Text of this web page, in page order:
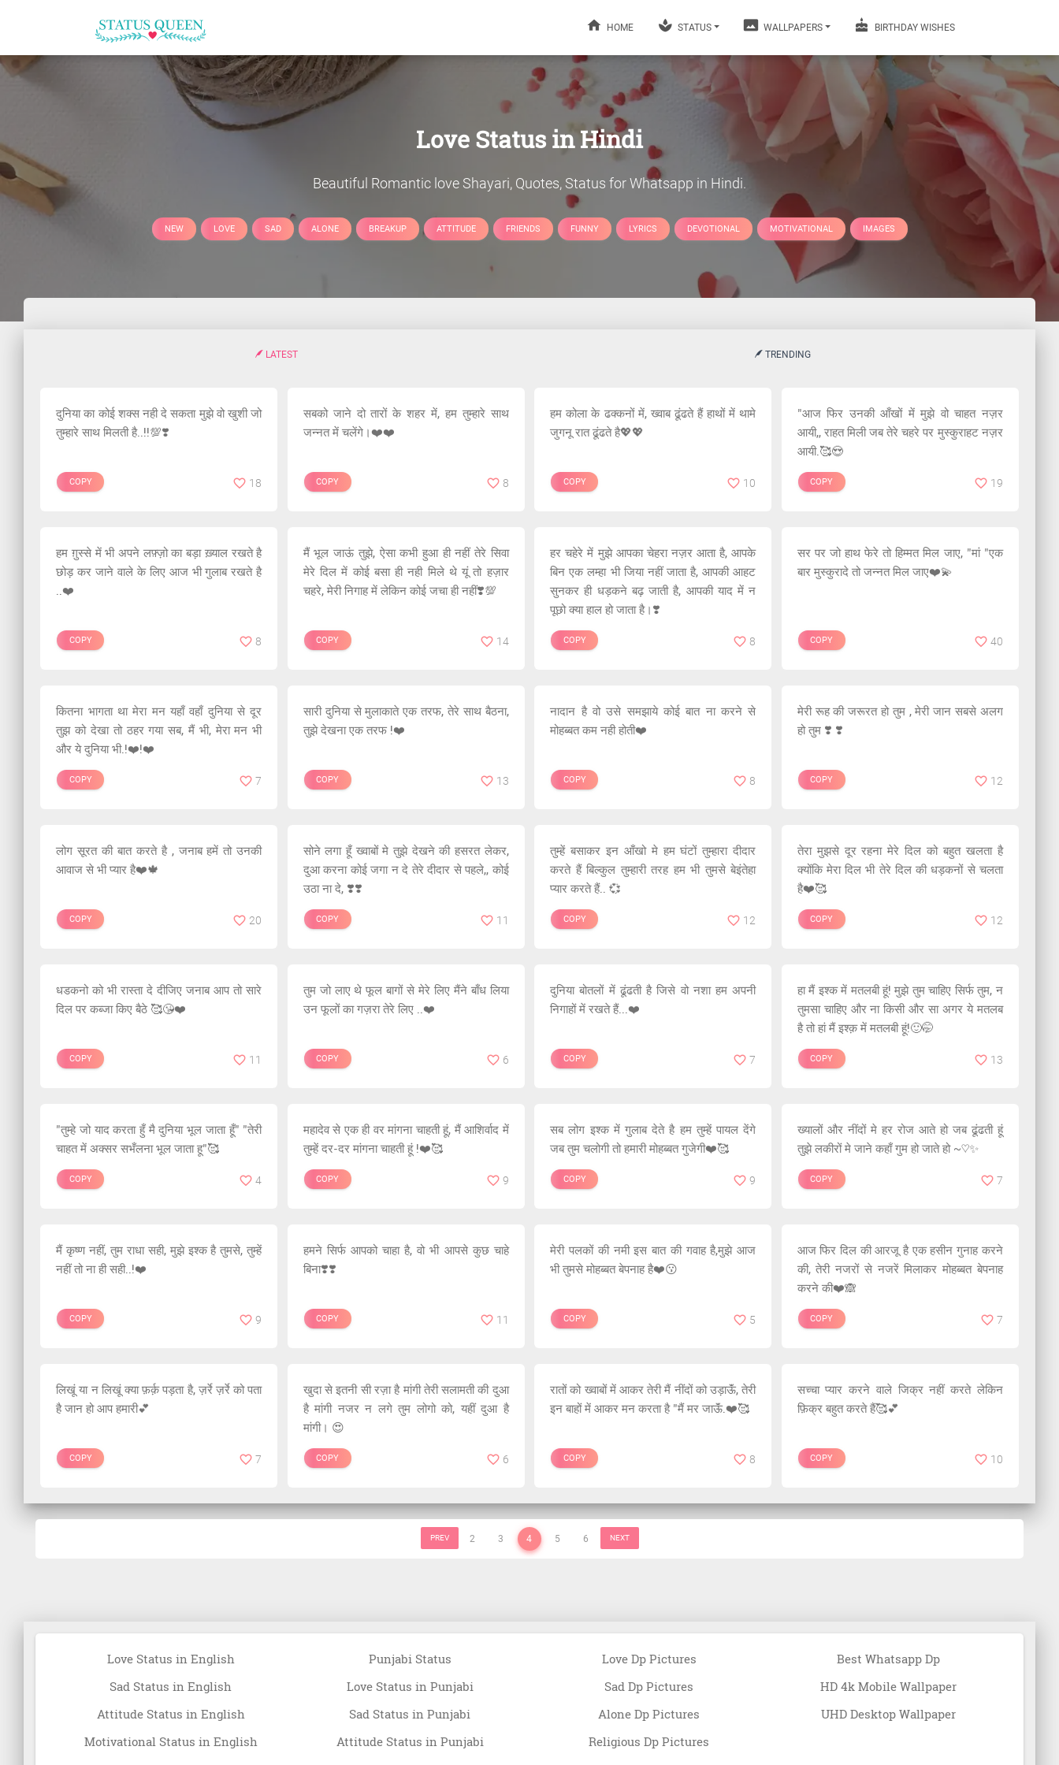
HOME STATUS WALLPAPERS BIRTHDAY WISHES
Love Status in Hindi
Beautiful Romantic love Shayari, Quotes, Status for Whatsapp in Hindi.
NEW LOVE SAD ALONE BREAKUP ATTITUDE FRIENDS FUNNY LYRICS DEVOTIONAL MOTIVATIONAL IMAGES
LATEST TRENDING
दुनिया का कोई शक्स नही दे सकता मुझे वो खुशी जो
तुम्हारे साथ मिलती है..!!💯❣️
COPY 18
सबको जाने दो तारों के शहर में, हम तुम्हारे साथ
जन्नत में चलेंगे।❤️❤️
COPY 8
हम कोला के ढक्कनों में, ख्वाब ढूंढते हैं हाथों में थामे
जुगनू रात ढूंढते है💖💖
COPY 10
"आज फिर उनकी आँखों में मुझे वो चाहत नज़र
आयी,, राहत मिली जब तेरे चहरे पर मुस्कुराहट नज़र
आयी.🥰😍
COPY 19
हम ग़ुस्से में भी अपने लफ़्ज़ो का बड़ा ख़्याल रखते है
छोड़ कर जाने वाले के लिए आज भी गुलाब रखते है
..❤️
COPY 8
मैं भूल जाऊं तुझे, ऐसा कभी हुआ ही नहीं तेरे सिवा
मेरे दिल में कोई बसा ही नही मिले थे यूं तो हज़ार
चहरे, मेरी निगाह में लेकिन कोई जचा ही नहीं❣️💯
COPY 14
हर चहेरे में मुझे आपका चेहरा नज़र आता है, आपके
बिन एक लम्हा भी जिया नहीं जाता है, आपकी आहट
सुनकर ही धड़कने बढ़ जाती है, आपकी याद में न
पूछो क्या हाल हो जाता है।❣️
COPY 8
सर पर जो हाथ फेरे तो हिम्मत मिल जाए, "मां "एक
बार मुस्कुरादे तो जन्नत मिल जाए❤️💫
COPY 40
कितना भागता था मेरा मन यहाँ वहाँ दुनिया से दूर
तुझ को देखा तो ठहर गया सब, मैं भी, मेरा मन भी
और ये दुनिया भी.!❤️!❤️
COPY 7
सारी दुनिया से मुलाकाते एक तरफ, तेरे साथ बैठना,
तुझे देखना एक तरफ !❤️
COPY 13
नादान है वो उसे समझाये कोई बात ना करने से
मोहब्बत कम नही होती❤️
COPY 8
मेरी रूह की जरूरत हो तुम , मेरी जान सबसे अलग
हो तुम ❣️ ❣️
COPY 12
लोग सूरत की बात करते है , जनाब हमें तो उनकी
आवाज से भी प्यार है❤️🍁
COPY 20
सोने लगा हूँ ख्वाबों मे तुझे देखने की हसरत लेकर,
दुआ करना कोई जगा न दे तेरे दीदार से पहले,, कोई
उठा ना दे, ❣️❣️
COPY 11
तुम्हें बसाकर इन आँखो मे हम घंटों तुम्हारा दीदार
करते हैं बिल्कुल तुम्हारी तरह हम भी तुमसे बेइंतेहा
प्यार करते हैं.. 💞
COPY 12
तेरा मुझसे दूर रहना मेरे दिल को बहुत खलता है
क्योंकि मेरा दिल भी तेरे दिल की धड़कनों से चलता
है❤️🥰
COPY 12
धडकनो को भी रास्ता दे दीजिए जनाब आप तो सारे
दिल पर कब्जा किए बैठे 🥰😘❤️
COPY 11
तुम जो लाए थे फूल बागों से मेरे लिए मैंने बाँध लिया
उन फूलों का गज़रा तेरे लिए ..❤️
COPY 6
दुनिया बोतलों में ढूंढती है जिसे वो नशा हम अपनी
निगाहों में रखते हैं...❤️
COPY 7
हा मैं इश्क में मतलबी हूं! मुझे तुम चाहिए सिर्फ तुम, न
तुमसा चाहिए और ना किसी और सा अगर ये मतलब
है तो हां मैं इश्क़ में मतलबी हूं!🙂🤭
COPY 13
"तुम्हे जो याद करता हुँ मै दुनिया भूल जाता हूँ" "तेरी
चाहत में अक्सर सभँलना भूल जाता हू"🥰
COPY 4
महादेव से एक ही वर मांगना चाहती हूं, मैं आशिर्वाद में
तुम्हें दर-दर मांगना चाहती हूं !❤️🥰
COPY 9
सब लोग इश्क में गुलाब देते है हम तुम्हें पायल देंगे
जब तुम चलोगी तो हमारी मोहब्बत गुजेगी❤️🥰
COPY 9
ख्यालों और नींदों मे हर रोज आते हो जब ढूंढती हूं
तुझे लकीरों मे जाने कहाँ गुम हो जाते हो ~♡✨
COPY 7
मैं कृष्ण नहीं, तुम राधा सही, मुझे इश्क है तुमसे, तुम्हें
नहीं तो ना ही सही..!❤️
COPY 9
हमने सिर्फ आपको चाहा है, वो भी आपसे कुछ चाहे
बिना❣️❣️
COPY 11
मेरी पलकों की नमी इस बात की गवाह है,मुझे आज
भी तुमसे मोहब्बत बेपनाह है❤️😗
COPY 5
आज फिर दिल की आरजू है एक हसीन गुनाह करने
की, तेरी नजरों से नजरें मिलाकर मोहब्बत बेपनाह
करने की❤️🙈
COPY 7
लिखूं या न लिखूं क्या फ़र्क़ पड़ता है, ज़र्रे ज़र्रे को पता
है जान हो आप हमारी💕
COPY 7
खुदा से इतनी सी रज़ा है मांगी तेरी सलामती की दुआ
है मांगी नजर न लगे तुम लोगो को, यहीं दुआ है
मांगी। 😍
COPY 6
रातों को ख्वाबों में आकर तेरी मैं नींदों को उड़ाऊॅं, तेरी
इन बाहों में आकर मन करता है "मैं मर जाऊॅं.❤️🥰
COPY 8
सच्चा प्यार करने वाले जिक्र नहीं करते लेकिन
फ़िक्र बहुत करते हैं🥰💕
COPY 10
PREV 2 3 4 5 6 NEXT
Love Status in English
Sad Status in English
Attitude Status in English
Motivational Status in English
Punjabi Status
Love Status in Punjabi
Sad Status in Punjabi
Attitude Status in Punjabi
Love Dp Pictures
Sad Dp Pictures
Alone Dp Pictures
Religious Dp Pictures
Best Whatsapp Dp
HD 4k Mobile Wallpaper
UHD Desktop Wallpaper